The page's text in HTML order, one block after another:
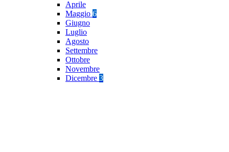
Aprile
Maggio 6
Giugno
Luglio
Agosto
Settembre
Ottobre
Novembre
Dicembre 3